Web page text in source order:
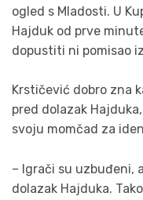
ogled s Mladosti. U
Hajduk od prve
dopustiti ni pomisao
Krstičević dobro zna
pred dolazak
svoju momčad za
– Igrači su uzbuđeni,
dolazak Hajduka.